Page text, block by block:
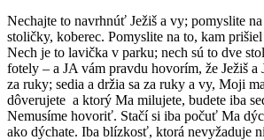
Nechajte to navrhnúť Ježiš a vy; pomyslite
stoličky, koberec. Pomyslite na to, kam
Nech je to lavička v parku; nech sú to dve
fotely – a JA vám pravdu hovorím, že Ježiš a
za ruky; sedia a držia sa za ruky a vy, Moji
dôverujete a ktorý Ma milujete, budete iba
Nemusíme hovoriť. Stačí si iba počuť Ma
ako dýchate. Iba blízkosť, ktorá nevyžaduje